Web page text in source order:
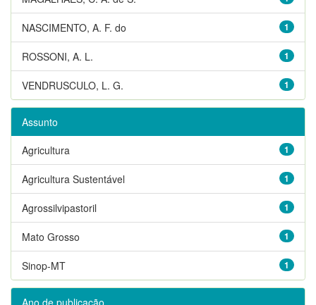
1
NASCIMENTO, A. F. do
1
ROSSONI, A. L.
1
VENDRUSCULO, L. G.
Assunto
1
Agricultura
1
Agricultura Sustentável
1
Agrossilvipastoril
1
Mato Grosso
1
Sinop-MT
Ano de publicação